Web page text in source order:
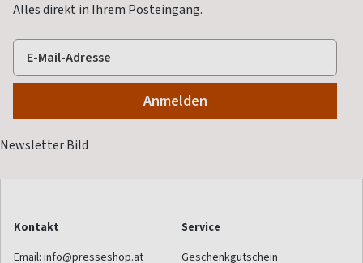
Alles direkt in Ihrem Posteingang.
Kontakt
Email: info@presseshop.at
Service
Geschenkgutschein